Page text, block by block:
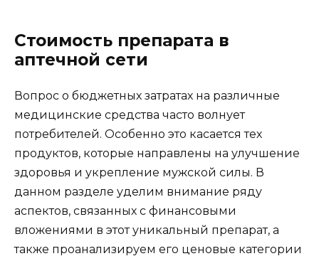
Стоимость препарата в
аптечной сети
Вопрос о бюджетных затратах на различные
медицинские средства часто волнует
потребителей. Особенно это касается тех
продуктов, которые направлены на улучшение
здоровья и укрепление мужской силы. В
данном разделе уделим внимание ряду
аспектов, связанных с финансовыми
вложениями в этот уникальный препарат, а
также проанализируем его ценовые категории